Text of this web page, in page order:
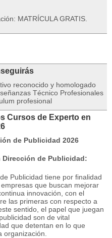
MATRÍCULA GRATIS.
reconocido y homologado
Técnico Profesionales
profesional
Cursos de Experto en
Dirección de Publicidad:
Publicidad tiene por finalidad
que buscan mejorar
innovación, con el
las primeras con respecto a
sentido, el papel que juegan
son de vital
que detentan en lo que
organización.